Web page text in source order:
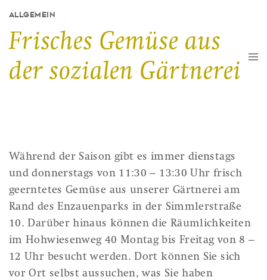
ALLGEMEIN
Frisches Gemüse aus
der sozialen Gärtnerei
Während der Saison gibt es immer dienstags
und donnerstags von 11:30 – 13:30 Uhr frisch
geerntetes Gemüse aus unserer Gärtnerei am
Rand des Enzauenparks in der Simmlerstraße
10. Darüber hinaus können die Räumlichkeiten
im Hohwiesenweg 40 Montag bis Freitag von 8 –
12 Uhr besucht werden. Dort können Sie sich
vor Ort selbst aussuchen, was Sie haben